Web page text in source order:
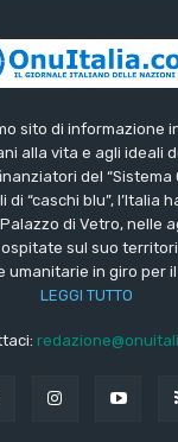
sito di informazione
alla vita e agli ideali
del “Sistema
“caschi blu”, l’Italia
di Vetro, nelle
ospitate sul suo
umanitarie in giro per
LEGGI TUTTO